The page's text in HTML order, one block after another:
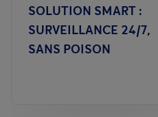
SOLUTION SMART :
SURVEILLANCE 24/7,
SANS POISON